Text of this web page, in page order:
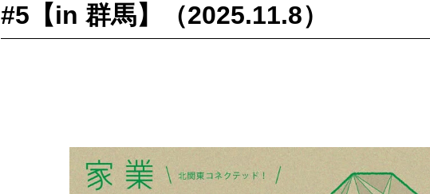
#5【in 群馬】（2025.11.8）